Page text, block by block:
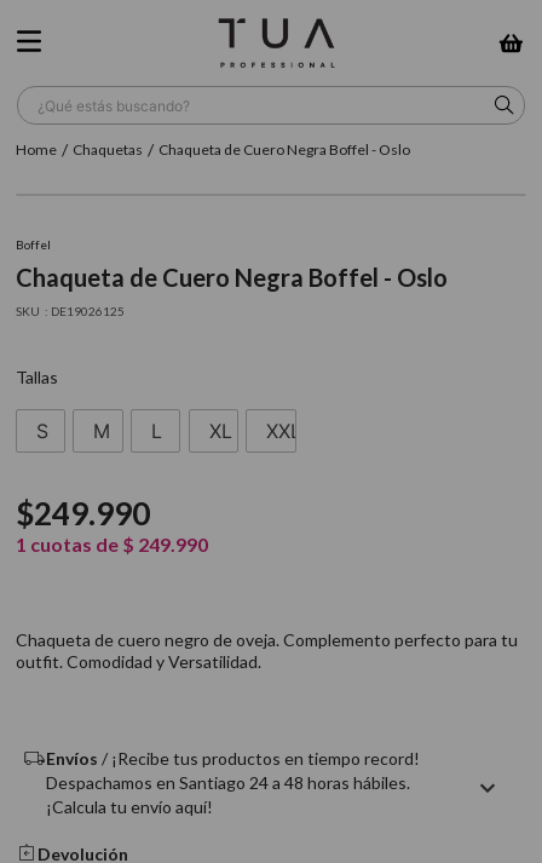
¿Qué estás buscando?
Chaquetas Chaqueta de Cuero Negra Boffel - Oslo
Boffel
Chaqueta de Cuero Negra Boffel - Oslo
: DE19026125
Tallas
S M L XL XXL
$249.990
1 cuotas de $ 249.990
Chaqueta de cuero negro de oveja. Complemento perfecto para tu
outfit. Comodidad y Versatilidad.
Envíos / ¡Recibe tus productos en tiempo record!
Despachamos en Santiago 24 a 48 horas hábiles.
¡Calcula tu envío aquí!
Devolución
TÉRMINOS MÁS BUSCADOS
5
gama
8. loreal
9. acondicionador